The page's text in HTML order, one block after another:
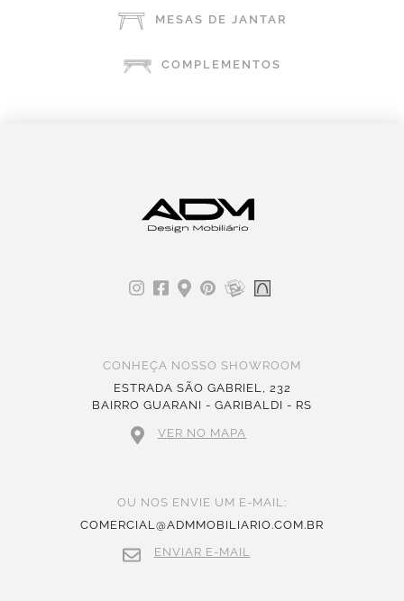
MESAS DE JANTAR
COMPLEMENTOS
CONHEÇA NOSSO SHOWROOM
ESTRADA SÃO GABRIEL, 232
BAIRRO GUARANI - GARIBALDI - RS
VER NO MAPA
OU NOS ENVIE UM E-MAIL:
COMERCIAL@ADMMOBILIARIO.COM.BR
ENVIAR E-MAIL